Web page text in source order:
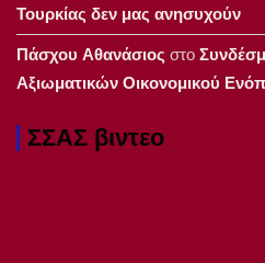
Τουρκίας δεν μας ανησυχούν
Πάσχου Αθανάσιος στο
Αξιωματικών Οικονομικού
ΣΣΑΣ βιντεο